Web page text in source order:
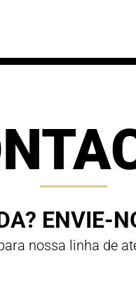
ENVIE-
nossa linha de